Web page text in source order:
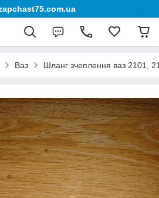
Ваз Шланг зчеплення ваз 2101,